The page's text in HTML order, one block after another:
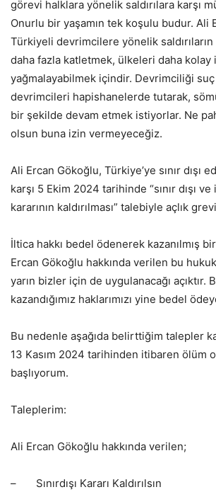
görevi halklara yönelik saldırılara karşı
Onurlu bir yaşamın tek koşulu budur. Ali
Türkiyeli devrimcilere yönelik saldırıların
daha fazla katletmek, ülkeleri daha kolay
yağmalayabilmek içindir. Devrimciliği
devrimcileri hapishanelerde tutarak,
bir şekilde devam etmek istiyorlar. Ne
olsun buna izin vermeyeceğiz.
Ali Ercan Gökoğlu, Türkiye’ye sınır dışı
karşı 5 Ekim 2024 tarihinde “sınır dışı
kararının kaldırılması” talebiyle açlık
İltica hakkı bedel ödenerek kazanılmış
Ercan Gökoğlu hakkında verilen bu
yarın bizler için de uygulanacağı açıktır.
kazandığımız haklarımızı yine bedel
Bu nedenle aşağıda belirttiğim talepler
13 Kasım 2024 tarihinden itibaren ölüm
başlıyorum.
Taleplerim:
Ali Ercan Gökoğlu hakkında verilen;
– Sınırdışı Kararı Kaldırılsın